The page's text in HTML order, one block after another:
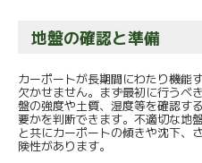
地盤の確認と準備
カーポートが長期間にわたり機能
欠かせません。まず最初に行うべ
盤の強度や土質、湿度等を確認す
要かを判断できます。不適切な地
と共にカーポートの傾きや沈下、
険性があります。